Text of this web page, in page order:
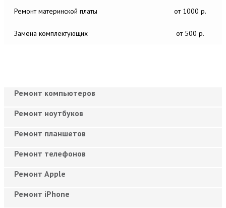
Ремонт материнской платы от 1000 р.
Замена комплектующих от 500 р.
Ремонт компьютеров
Ремонт ноутбуков
Ремонт планшетов
Ремонт телефонов
Ремонт Apple
Ремонт iPhone